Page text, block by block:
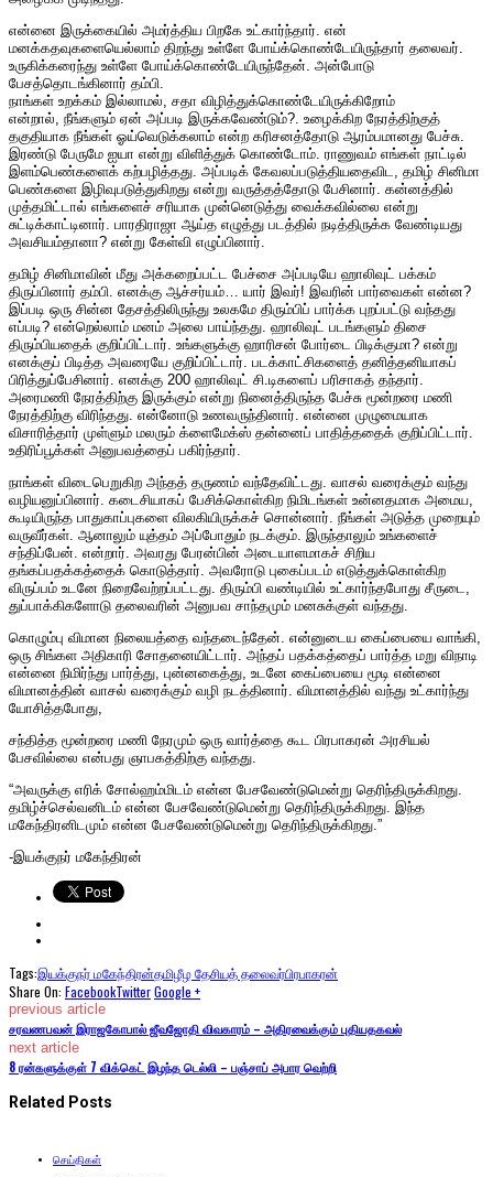
என்னை இருக்கையில் அமர்த்திய பிறகே உட்கார்ந்தார். என்
மனக்கதவுகளையெல்லாம் திறந்து உள்ளே போய்க்கொண்டேயிருந்தார் தலைவர்.
உருகிக்கரைந்து உள்ளே போய்க்கொண்டேயிருந்தேன். அன்போடு
பேசத்தொடங்கினார் தம்பி.
நாங்கள் உறக்கம் இல்லாமல், சதா விழித்துக்கொண்டேயிருக்கிறோம்
என்றால், நீங்களும் ஏன் அப்படி இருக்கவேண்டும்?. உழைக்கிற நேரத்திற்குத்
தகுதியாக நீங்கள் ஓய்வெடுக்கலாம் என்ற கரிசனத்தோடு ஆரம்பமானது பேச்சு.
இரண்டு பேருமே ஐயா என்று விளித்துக் கொண்டோம். ராணுவம் எங்கள் நாட்டில்
இளம்பெண்களைக் கற்பழித்தது. அப்படிக் கேவலப்படுத்தியதைவிட, தமிழ் சினிமா
பெண்களை இழிவுபடுத்துகிறது என்று வருத்தத்தோடு பேசினார். கன்னத்தில்
முத்தமிட்டால் எங்களைச் சரியாக முன்னெடுத்து வைக்கவில்லை என்று
சுட்டிக்காட்டினார். பாரதிராஜா ஆய்த எழுத்து படத்தில் நடித்திருக்க வேண்டியது
அவசியம்தானா? என்று கேள்வி எழுப்பினார்.
தமிழ் சினிமாவின் மீது அக்கறைப்பட்ட பேச்சை அப்படியே ஹாலிவுட் பக்கம்
திருப்பினார் தம்பி. எனக்கு ஆச்சர்யம்… யார் இவர்! இவரின் பார்வைகள் என்ன?
இப்படி ஒரு சின்ன தேசத்திலிருந்து உலகமே திரும்பிப் பார்க்க புறப்பட்டு வந்தது
எப்படி? என்றெல்லாம் மனம் அலை பாய்ந்தது. ஹாலிவுட் படங்களும் திசை
திரும்பியதைக் குறிப்பிட்டார். உங்களுக்கு ஹாரிசன் போர்டை பிடிக்குமா? என்று
எனக்குப் பிடித்த அவரையே குறிப்பிட்டார். படக்காட்சிகளைத் தனித்தனியாகப்
பிரித்துப்பேசினார். எனக்கு 200 ஹாலிவுட் சி.டிகளைப் பரிசாகத் தந்தார்.
அரைமணி நேரத்திற்கு இருக்கும் என்று நினைத்திருந்த பேச்சு மூன்றரை மணி
நேரத்திற்கு விரிந்தது. என்னோடு உணவருந்தினார். என்னை முழுமையாக
விசாரித்தார் முள்ளும் மலரும் க்ளைமேக்ஸ் தன்னைப் பாதித்ததைக் குறிப்பிட்டார்.
உதிரிப்பூக்கள் அனுபவத்தைப் பகிர்ந்தார்.
நாங்கள் விடைபெறுகிற அந்தத் தருணம் வந்தேவிட்டது. வாசல் வரைக்கும் வந்து
வழியனுப்பினார். கடைசியாகப் பேசிக்கொள்கிற நிமிடங்கள் உன்னதமாக அமைய,
கூடியிருந்த பாதுகாப்புகளை விலகியிருக்கச் சொன்னார். நீங்கள் அடுத்த முறையும்
வருவீர்கள். ஆனாலும் யுத்தம் அப்போதும் நடக்கும். இருந்தாலும் உங்களைச்
சந்திப்பேன். என்றார். அவரது பேரன்பின் அடையாளமாகச் சிறிய
தங்கப்பதக்கத்தைக் கொடுத்தார். அவரோடு புகைப்படம் எடுத்துக்கொள்கிற
விருப்பம் உடனே நிறைவேற்றப்பட்டது. திரும்பி வண்டியில் உட்கார்ந்தபோது சீருடை,
துப்பாக்கிகளோடு தலைவரின் அனுபவ சாந்தமும் மனசுக்குள் வந்தது.
கொழும்பு விமான நிலையத்தை வந்தடைந்தேன். என்னுடைய கைப்பையை வாங்கி,
ஒரு சிங்கள அதிகாரி சோதனையிட்டார். அந்தப் பதக்கத்தைப் பார்த்த மறு விநாடி
என்னை நிமிர்ந்து பார்த்து, புன்னகைத்து, உடனே கைப்பையை மூடி என்னை
விமானத்தின் வாசல் வரைக்கும் வழி நடத்தினார். விமானத்தில் வந்து உட்கார்ந்து
யோசித்தபோது,
சந்தித்த மூன்றரை மணி நேரமும் ஒரு வார்த்தை கூட பிரபாகரன் அரசியல்
பேசவில்லை என்பது ஞாபகத்திற்கு வந்தது.
“அவருக்கு எரிக் சோல்ஹம்மிடம் என்ன பேசவேண்டுமென்று தெரிந்திருக்கிறது.
தமிழ்ச்செல்வனிடம் என்ன பேசவேண்டுமென்று தெரிந்திருக்கிறது. இந்த
மகேந்திரனிடமும் என்ன பேசவேண்டுமென்று தெரிந்திருக்கிறது.”
-இயக்குநர் மகேந்திரன்
Tags:இயக்குநர் மகேந்திரன்தமிழீழ தேசியத் தலைவர்பிரபாகரன்
Share On: FacebookTwitterGoogle +
previous article
சரவணபவன் இராஜகோபால் ஜீவஜோதி விவகாரம் – அதிரவைக்கும் புதியதகவல்
next article
8 ரன்களுக்குள் 7 விக்கெட் இழந்த டெல்லி – பஞ்சாப் அபார வெற்றி
Related Posts
செய்திகள்